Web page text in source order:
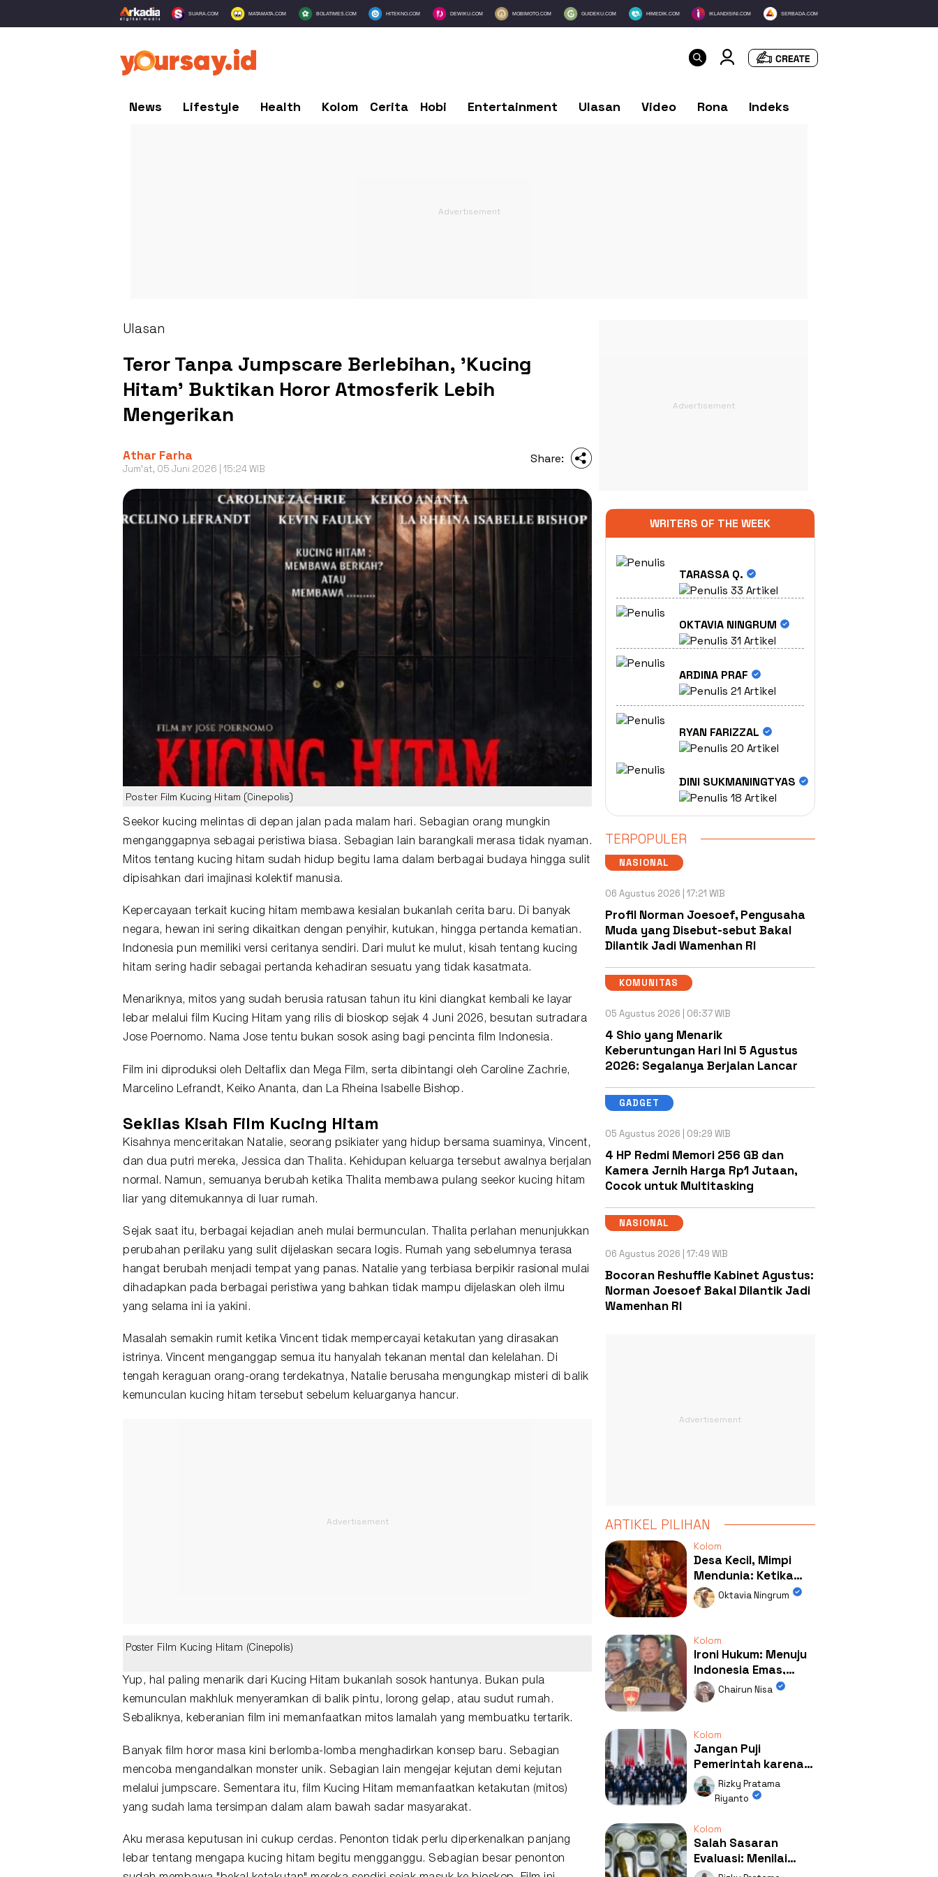
SUARA.COM MATAMATA.COM BOLATIMES.COM HITEKNO.COM DEWIKU.COM MOBIMOTO.COM GUIDEKU.COM HIMEDIK.COM IKLANDISINI.COM SERBADA.COM
News Lifestyle Health Kolom Cerita Hobi Entertainment Ulasan Video Rona Indeks
Ulasan
Teror Tanpa Jumpscare Berlebihan, 'Kucing
Hitam' Buktikan Horor Atmosferik Lebih
Mengerikan
Athar Farha
Jum'at, 05 Juni 2026 | 15:24 WIB
Share:
Poster Film Kucing Hitam (Cinepolis)
Seekor kucing melintas di depan jalan pada malam hari. Sebagian orang mungkin
menganggapnya sebagai peristiwa biasa. Sebagian lain barangkali merasa tidak nyaman.
Mitos tentang
kucing hitam sudah hidup begitu lama dalam berbagai budaya hingga sulit
dipisahkan dari imajinasi kolektif manusia.
Kepercayaan terkait kucing hitam membawa kesialan bukanlah cerita baru. Di banyak
negara, hewan ini sering dikaitkan dengan penyihir, kutukan, hingga pertanda kematian.
Indonesia pun memiliki versi ceritanya sendiri. Dari mulut ke mulut, kisah tentang kucing
hitam sering hadir sebagai pertanda kehadiran sesuatu yang tidak kasatmata.
Menariknya, mitos yang sudah berusia ratusan tahun itu kini diangkat kembali ke layar
lebar melalui film Kucing Hitam yang rilis di bioskop sejak 4 Juni 2026, besutan sutradara
Jose Poernomo. Nama Jose tentu bukan sosok asing bagi pencinta film Indonesia.
Film ini diproduksi oleh Deltaflix dan Mega Film, serta dibintangi oleh Caroline Zachrie,
Marcelino Lefrandt, Keiko Ananta, dan La Rheina Isabelle Bishop.
Sekilas Kisah Film Kucing Hitam
Kisahnya menceritakan Natalie, seorang psikiater yang hidup bersama suaminya, Vincent,
dan dua putri mereka, Jessica dan Thalita. Kehidupan keluarga tersebut awalnya berjalan
normal. Namun, semuanya berubah ketika Thalita membawa pulang seekor kucing hitam
liar yang ditemukannya di luar rumah.
Sejak saat itu, berbagai kejadian aneh mulai bermunculan. Thalita perlahan menunjukkan
perubahan perilaku yang sulit dijelaskan secara logis. Rumah yang sebelumnya terasa
hangat berubah menjadi tempat yang panas. Natalie yang terbiasa berpikir rasional mulai
dihadapkan pada berbagai peristiwa yang bahkan tidak mampu dijelaskan oleh ilmu
yang selama ini ia yakini.
Masalah semakin rumit ketika Vincent tidak mempercayai ketakutan yang dirasakan
istrinya. Vincent menganggap semua itu hanyalah tekanan mental dan kelelahan. Di
tengah keraguan orang-orang terdekatnya, Natalie berusaha mengungkap misteri di balik
kemunculan kucing hitam tersebut sebelum keluarganya hancur.
Keberanian Film Kucing Hitam Memanfaatkan Mitos
Poster Film Kucing Hitam (Cinepolis)
Yup, hal paling menarik dari Kucing Hitam bukanlah sosok hantunya. Bukan pula
kemunculan makhluk menyeramkan di balik pintu, lorong gelap, atau sudut rumah.
Sebaliknya, keberanian film ini memanfaatkan mitos lamalah yang membuatku tertarik.
Banyak film horor masa kini berlomba-lomba menghadirkan konsep baru. Sebagian
mencoba mengandalkan monster unik. Sebagian lain mengejar kejutan demi kejutan
melalui jumpscare . Sementara itu, film Kucing Hitam memanfaatkan ketakutan (mitos)
yang sudah lama tersimpan dalam alam bawah sadar masyarakat.
Aku merasa keputusan ini cukup cerdas. Penonton tidak perlu diperkenalkan panjang
lebar tentang mengapa kucing hitam begitu mengganggu. Sebagian besar penonton
WRITERS OF THE WEEK
TARASSA Q.
33 Artikel
OKTAVIA NINGRUM
31 Artikel
ARDINA PRAF
21 Artikel
RYAN FARIZZAL
20 Artikel
DINI SUKMANINGTYAS
18 Artikel
TERPOPULER
NASIONAL
06 Agustus 2026 | 17:21 WIB
Profil Norman Joesoef, Pengusaha
Muda yang Disebut-sebut Bakal
Dilantik Jadi Wamenhan RI
KOMUNITAS
05 Agustus 2026 | 06:37 WIB
4 Shio yang Menarik
Keberuntungan Hari Ini 5 Agustus
2026: Segalanya Berjalan Lancar
GADGET
05 Agustus 2026 | 09:29 WIB
4 HP Redmi Memori 256 GB dan
Kamera Jernih Harga Rp1 Jutaan,
Cocok untuk Multitasking
NASIONAL
06 Agustus 2026 | 17:49 WIB
Bocoran Reshuffle Kabinet Agustus:
Norman Joesoef Bakal Dilantik Jadi
Wamenhan RI
ARTIKEL PILIHAN
Kolom
Desa Kecil, Mimpi
Mendunia: Ketika
Kolaborasi
Mengubah Wajah
Oktavia Ningrum
Kolom
Ironi Hukum: Menuju
Indonesia Emas,
Ternyata Emasnya
Ada di Rumah Febrie!
Chairun Nisa
Kolom
Jangan Puji
Pemerintah karena
Kerja: Mengapa
Publik Begitu Mudah
Rizky Pratama
Riyanto
Kolom
Salah Sasaran
Evaluasi: Menilai
Program MBG Lewat